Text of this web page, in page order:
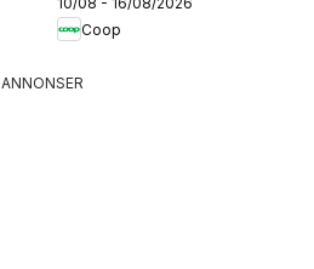
Coop
ANNONSER